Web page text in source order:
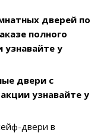
дверей по
полного
у
двери с
узнавайте у
двери в